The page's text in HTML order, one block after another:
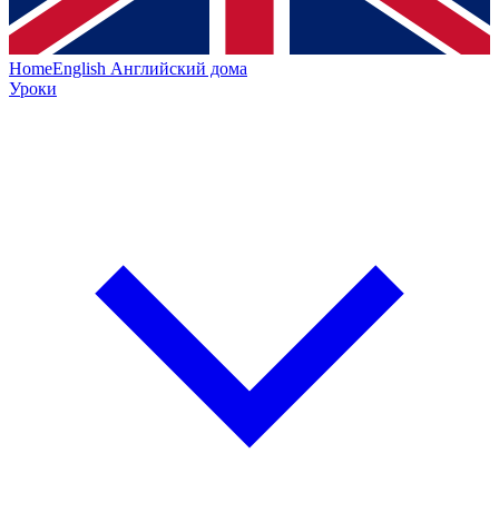
HomeEnglish Английский дома
Уроки